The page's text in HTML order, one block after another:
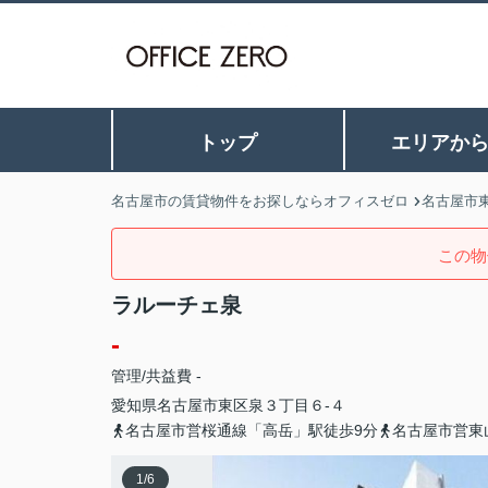
トップ エリアか
名古屋市の賃貸物件をお探しならオフィスゼロ 名古屋市
この
ラルーチェ泉
-
管理/共益費 -
愛知県名古屋市東区泉 ３丁目６-４
名古屋市営桜通線「高岳」駅徒歩9分
名古屋市営
1/6